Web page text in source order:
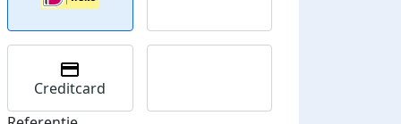
Creditcard